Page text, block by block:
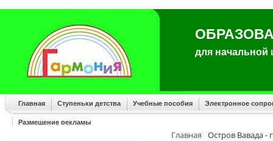
для
Главная Ступеньки детства Учебные пособия Электронное
Размещение рекламы
Главная Остров Вавада -